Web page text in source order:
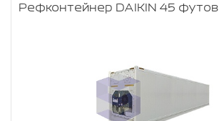
Рефконтейнер DAIKIN 45 футов